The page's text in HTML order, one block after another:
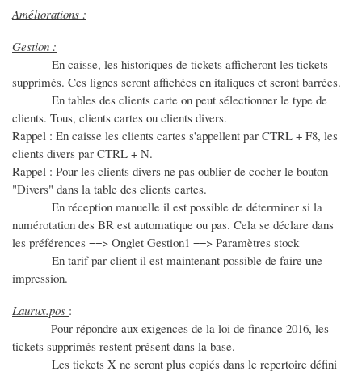
Améliorations :
Gestion :
En caisse, les historiques de tickets afficheront les tickets
supprimés. Ces lignes seront affichées en italiques et seront barrées.
En tables des clients carte on peut sélectionner le type de
clients. Tous, clients cartes ou clients divers.
Rappel : En caisse les clients cartes s'appellent par CTRL + F8, les
clients divers par CTRL + N.
Rappel : Pour les clients divers ne pas oublier de cocher le bouton
"Divers" dans la table des clients cartes.
En réception manuelle il est possible de déterminer si la
numérotation des BR est automatique ou pas. Cela se déclare dans
les préférences ==> Onglet Gestion1 ==> Paramètres stock
En tarif par client il est maintenant possible de faire une
impression.
Laurux.pos :
Pour répondre aux exigences de la loi de finance 2016, les
tickets supprimés restent présent dans la base.
Les tickets X ne seront plus copiés dans le repertoire défini